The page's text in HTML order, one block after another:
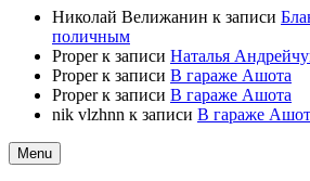
Николай Велижанин к записи
поличным
Properк записи Наталья
Properк записи В гараже Ашота
Properк записи В гараже Ашота
nik vlzhnn к записи В гараже
Menu